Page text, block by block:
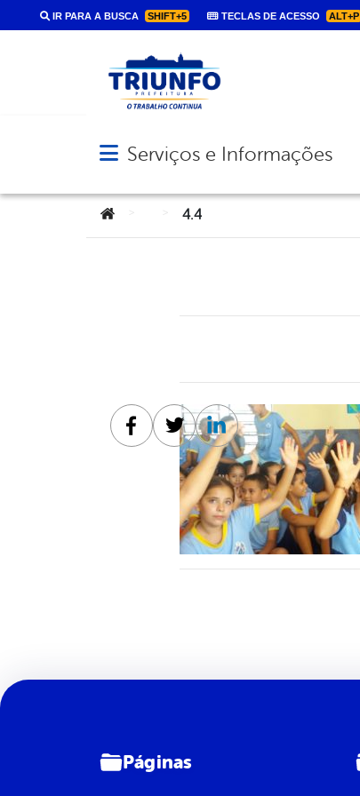
IR PARA A BUSCA SHIFT+5 TECLAS DE ACESSO ALT+P
Abrir menu principal de navegação
Serviços e Informações
Você está aqui:
4.4
Facebook
TwitterLinkedin
Páginas